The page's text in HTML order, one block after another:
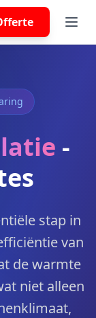
-
stap in
van
de warmte
niet alleen